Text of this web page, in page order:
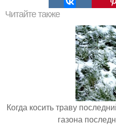
Читайте также
Когда косить траву
газона